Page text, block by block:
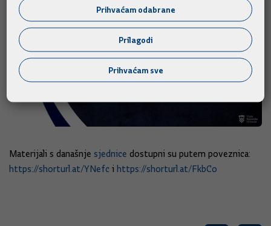
Materijali s današnje sjednice dostupni su putem poveznica:
https://shorturl.at/YNefc i https://shorturl.at/FkbCo
Prihvaćam odabrane
Prilagodi
Prihvaćam sve